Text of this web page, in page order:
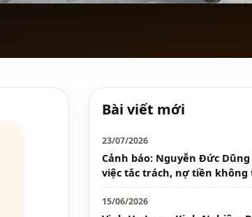
Bài viết mới
23/07/2026
Cảnh báo: Nguyễn Đức
việc tắc trách, nợ tiền không
15/06/2026